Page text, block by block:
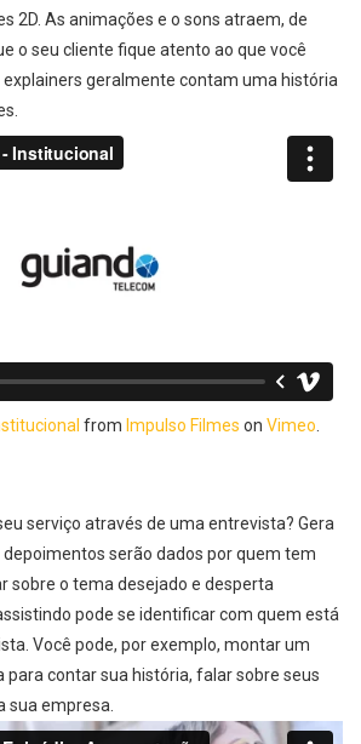
2D. As animações e o sons atraem, de
o seu cliente fique atento ao que você
geralmente contam uma história
from Impulso Filmes on Vimeo
serviço através de uma entrevista? Gera
serão dados por quem tem
sobre o tema desejado e desperta
pode se identificar com quem está
Você pode, por exemplo, montar um
contar sua história, falar sobre seus
sua empresa.